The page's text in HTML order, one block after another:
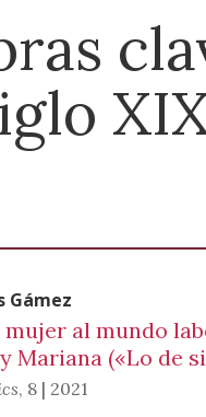
Gámez
mujer al mundo
Mariana («Lo de
, 8 | 2021